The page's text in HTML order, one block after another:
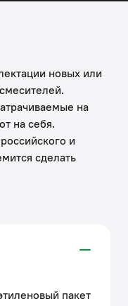
новых или
на
на себя.
и
сделать
помогают бренду
IDDIS®
качества,
пакет